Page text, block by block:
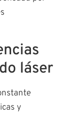
láser
y